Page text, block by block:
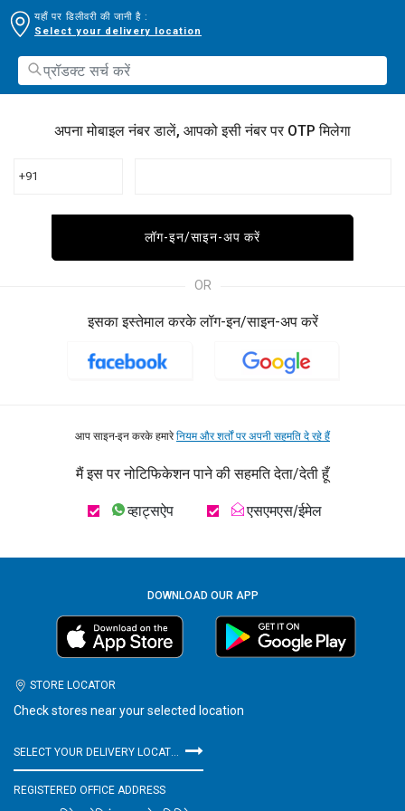
यहाँ पर डिलीवरी की जानी है :
Select your delivery location
अपना मोबाइल नंबर डालें, आपको इसी नंबर पर OTP मिलेगा
+91
लॉग-इन/साइन-अप करें
OR
इसका इस्तेमाल करके लॉग-इन/साइन-अप करें
आप साइन-इन करके हमारेनियम और शर्तों पर अपनी सहमति दे रहे हैं
मैं इस पर नोटिफिकेशन पाने की सहमति देता/देती हूँ
व्हाट्सऐप एसएमएस/ईमेल
DOWNLOAD OUR APP
STORE LOCATOR
Check stores near your selected location
SELECT YOUR DELIVERY LOCATION
REGISTERED OFFICE ADDRESS